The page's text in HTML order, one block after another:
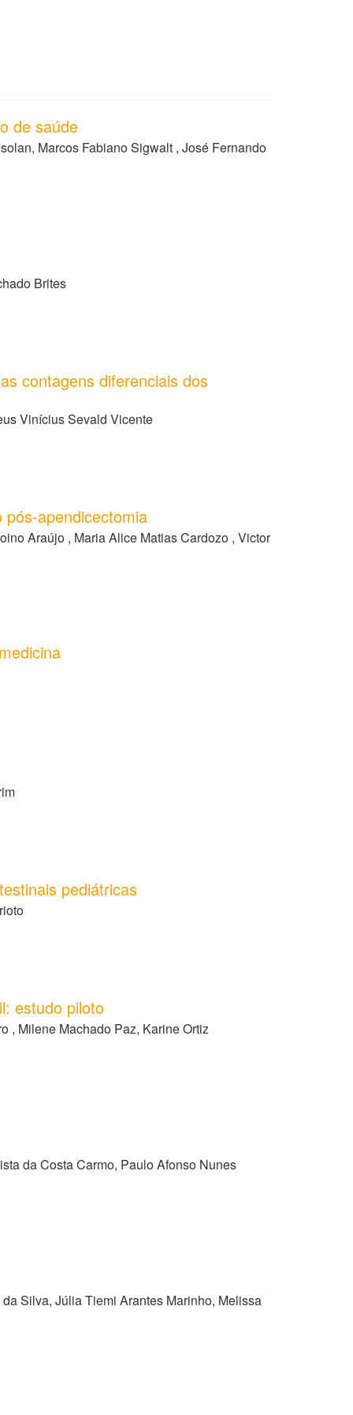
de saúde
Marcos Fabiano Sigwalt , José Fernando
Brites
contagens diferenciais dos
Vinícius Sevald Vicente
apendicectomia
Araújo , Maria Alice Matias Cardozo , Victor
pediátricas
estudo piloto
, Milene Machado Paz, Karine Ortiz
da Costa Carmo, Paulo Afonso Nunes
Silva, Júlia Tiemi Arantes Marinho, Melissa